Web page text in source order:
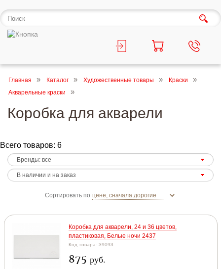
Главная Каталог Художественные товары
Краски
Акварельные краски
Коробка для акварели
Всего товаров: 6
Сортировать по
Коробка для акварели, 24 и 36 цветов,
пластиковая, Белые ночи 2437
Код товара: 39093
875 руб.